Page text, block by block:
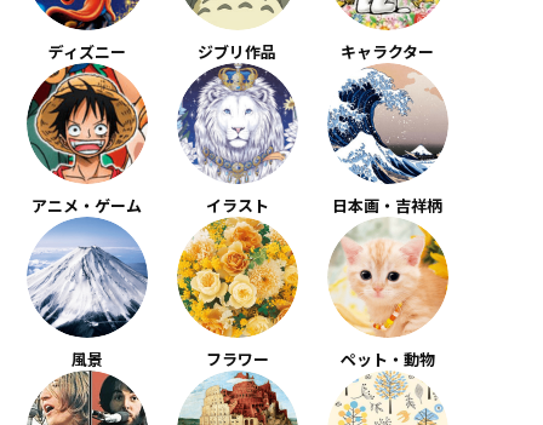
ディズニー ジブリ作品 キャラクター
アニメ・ゲーム イラスト 日本画・吉祥柄
風景 フラワー ペット・動物